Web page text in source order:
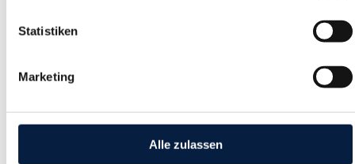
Statistiken
Marketing
Alle zulassen
erfolgt, verschiebt sich die Umsatzsteuerschuld um...